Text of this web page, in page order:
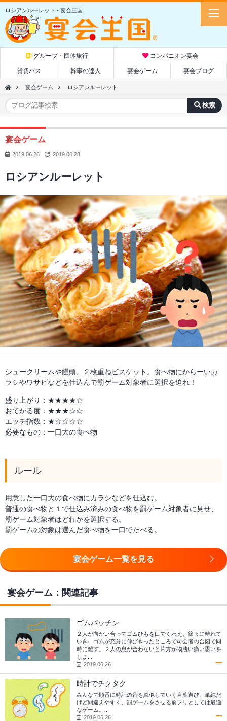
ロシアンルーレット - 宴会王国
グループ・団体旅行 コンパニオン宴会
貸切バス 幹事の達人 宴会ゲーム 宴会ブログ
宴会ゲーム ロシアンルーレット
宴会ゲーム
2019.06.26 2019.06.28
ロシアンルーレット
シュークリームや饅頭、２枚重ねビスケット。食べ物にからーいカ
ラシやワサビなどを仕込んで罰ゲーム対象者に選択を迫れ！
盛り上がり：★★★★☆
おてがる度：★★★☆☆
エッチ指数：★☆☆☆☆
必要なもの：一口大の食べ物
ルール
用意した一口大の食べ物にカラシなどを仕込む。
普通の食べ物と１で仕込み済みの食べ物を罰ゲーム対象者に見せ、
罰ゲーム対象者はどれかを選択する。
罰ゲームの対象は選んだ食べ物を一口でたべる。
宴会ゲーム一覧を見る
宴会ゲーム：関連記事
ゴムパッチン
２人が向かい合ってゴムひもを口でくわえ、徐々に離れて
いき、ゴムが充分に伸びきったところで司会者の合図で同
時に離す。２人の息が合わないと片方が物凄い痛い思いを
しま...
2019.06.26
時計でチクタク
みんなで順番に時計の音を真似していく言葉遊び。単純だ
げど間違えやすく、罰ゲームをさせる前フリとしては最適
なゲーム。...
2019.06.26